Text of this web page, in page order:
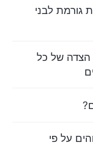
גורמת לבני
הצדה של כל
על פי